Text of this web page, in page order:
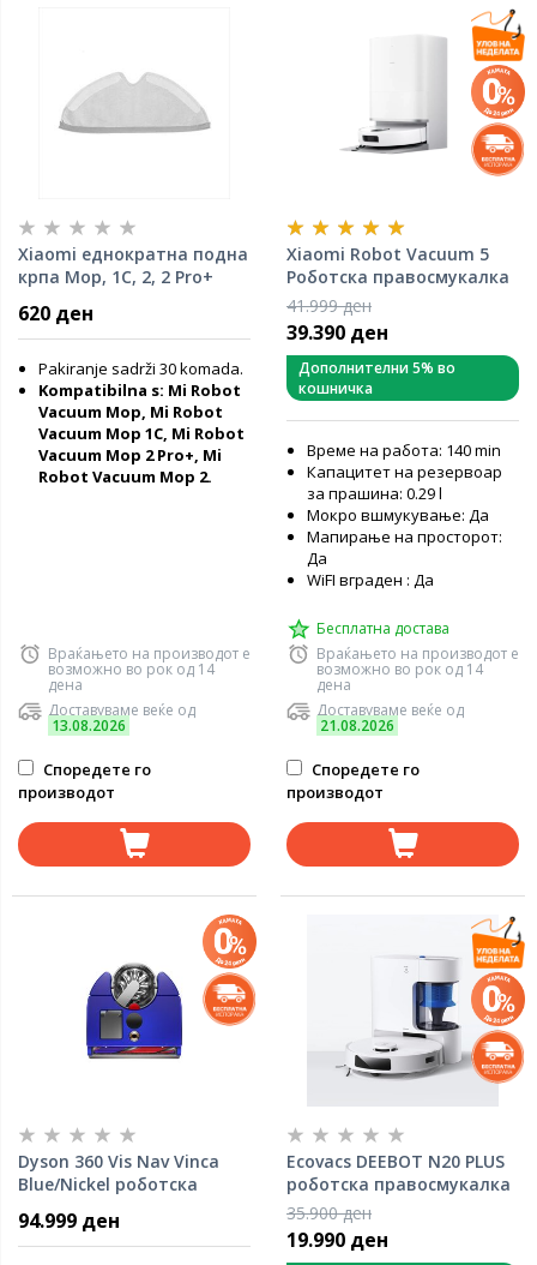
Xiaomi еднократна подна
крпа Mop, 1C, 2, 2 Pro+
620 ден
Pakiranje sadrži 30 komada.
Kompatibilna s: Mi Robot
Vacuum Mop, Mi Robot
Vacuum Mop 1C, Mi Robot
Vacuum Mop 2 Pro+, Mi
Robot Vacuum Mop 2.
Враќањето на производот е
возможно во рок од 14
дена
Доставуваме веќе од
13.08.2026
Споредете го
производот
Xiaomi Robot Vacuum 5
Роботска правосмукалка
41.999 ден
39.390 ден
Дополнителни 5% во
кошничка
Време на работа: 140 min
Капацитет на резервоар
за прашина: 0.29 l
Мокро вшмукување: Да
Мапирање на просторот:
Да
WiFI вграден : Да
Бесплатна достава
Враќањето на производот е
возможно во рок од 14
дена
Доставуваме веќе од
21.08.2026
Споредете го
производот
Dyson 360 Vis Nav Vinca
Blue/Nickel роботска
94.999 ден
Ecovacs DEEBOT N20 PLUS
роботска правосмукалка
35.900 ден
19.990 ден